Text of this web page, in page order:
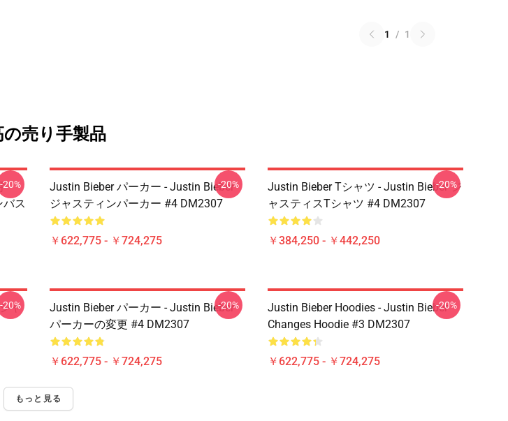
1 / 1
の売り手製品
ス
-20%
Justin Bieber パーカー - Justin Bieber
ジャスティンパーカー #4 DM2307
￥622,775 - ￥724,275
-20%
Justin Bieber Tシャツ - Justin Bieber ジ
ャスティスTシャツ #4 DM2307
￥384,250 - ￥442,250
-20%
ャ
-20%
Justin Bieber パーカー - Justin Bieber
パーカーの変更 #4 DM2307
￥622,775 - ￥724,275
-20%
Justin Bieber Hoodies - Justin Bieber
Changes Hoodie #3 DM2307
￥622,775 - ￥724,275
-20%
もっと見る